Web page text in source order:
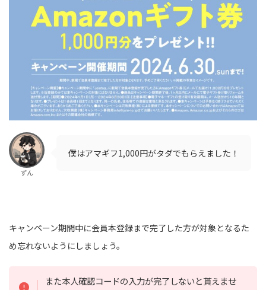
ずん
僕はアマギフ1,000円がタダでもらえました！
キャンペーン期間中に会員本登録まで完了した方が対象となるた
め忘れないようにしましょう。
また本人確認コードの入力が完了しないと貰えませ